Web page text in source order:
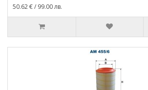
50.62 €/ 99.00 лв.